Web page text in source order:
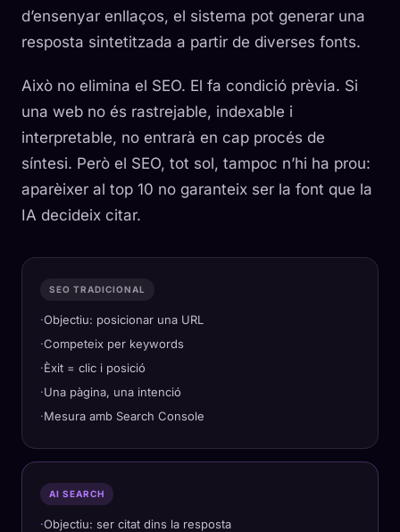
d’ensenyar enllaços, el sistema pot generar una
resposta sintetitzada a partir de diverses fonts.
Això no elimina el SEO. El fa condició prèvia. Si
una web no és rastrejable, indexable i
interpretable, no entrarà en cap procés de
síntesi. Però el SEO, tot sol, tampoc n’hi ha prou:
aparèixer al top 10 no garanteix ser la font que la
IA decideix citar.
SEO TRADICIONAL
Objectiu: posicionar una URL
Competeix per keywords
Èxit = clic i posició
Una pàgina, una intenció
Mesura amb Search Console
AI SEARCH
Objectiu: ser citat dins la resposta